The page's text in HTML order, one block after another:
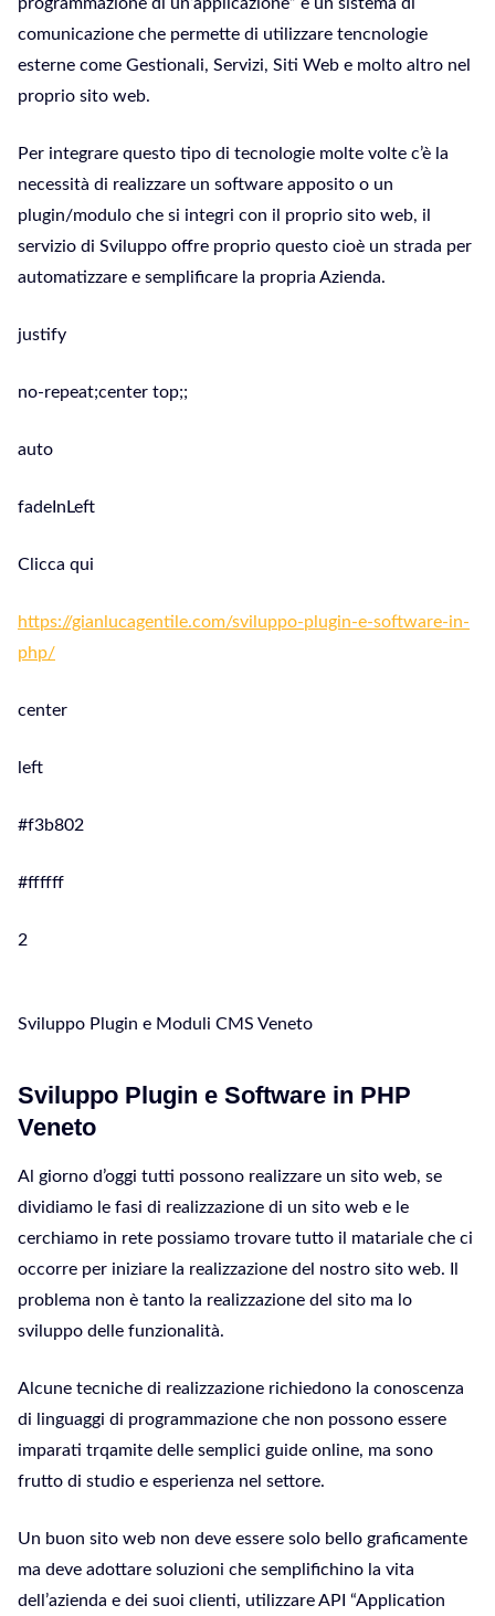
comunicazione che permette di utilizzare tencnologie
esterne come Gestionali, Servizi, Siti Web e molto altro nel
proprio sito web.
Per integrare questo tipo di tecnologie molte volte c’è la
necessità di realizzare un software apposito o un
plugin/modulo che si integri con il proprio sito web, il
servizio di Sviluppo offre proprio questo cioè un strada per
automatizzare e semplificare la propria Azienda.
justify
no-repeat;center top;;
auto
fadeInLeft
Clicca qui
https://gianlucagentile.com/sviluppo-plugin-e-software-in-
php/
center
left
#f3b802
#ffffff
2
Sviluppo Plugin e Moduli CMS Veneto
Sviluppo Plugin e Software in PHP
Veneto
Al giorno d’oggi tutti possono realizzare un sito web, se
dividiamo le fasi di realizzazione di un sito web e le
cerchiamo in rete possiamo trovare tutto il matariale che ci
occorre per iniziare la realizzazione del nostro sito web. Il
problema non è tanto la realizzazione del sito ma lo
sviluppo delle funzionalità.
Alcune tecniche di realizzazione richiedono la conoscenza
di linguaggi di programmazione che non possono essere
imparati trqamite delle semplici guide online, ma sono
frutto di studio e esperienza nel settore.
Un buon sito web non deve essere solo bello graficamente
ma deve adottare soluzioni che semplifichino la vita
dell’azienda e dei suoi clienti, utilizzare API “Application